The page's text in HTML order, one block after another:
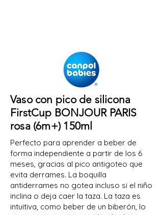
Vaso con pico de silicona
FirstCup BONJOUR PARIS
rosa (6m+) 150ml
Perfecto para aprender a beber de
forma independiente a partir de los 6
meses, gracias al pico antigoteo que
evita derrames. La boquilla
antiderrames no gotea incluso si el niño
inclina o deja caer la taza. La taza es
intuitiva, como beber de un biberón, lo